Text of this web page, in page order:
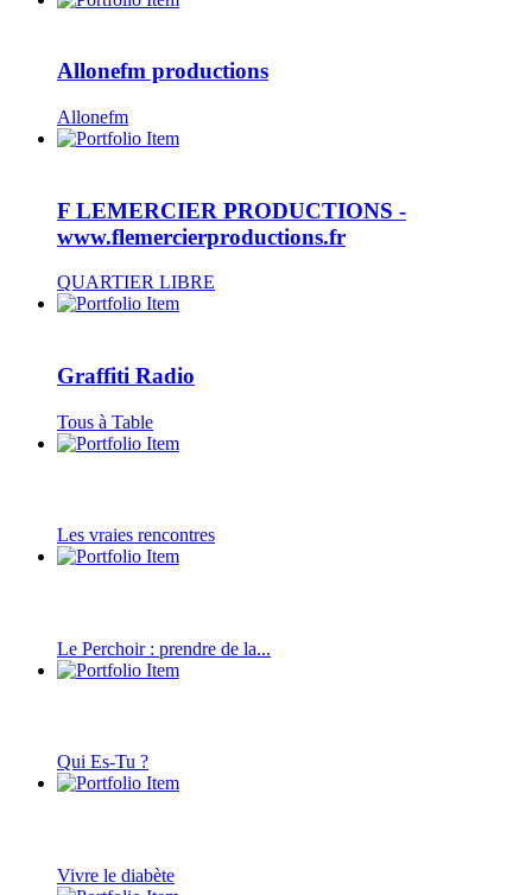
Allonefm productions
Allonefm
F LEMERCIER PRODUCTIONS -
www.flemercierproductions.fr
QUARTIER LIBRE
Graffiti Radio
Tous à Table
Les vraies rencontres
Le Perchoir : prendre de la...
Qui Es-Tu ?
Vivre le diabète